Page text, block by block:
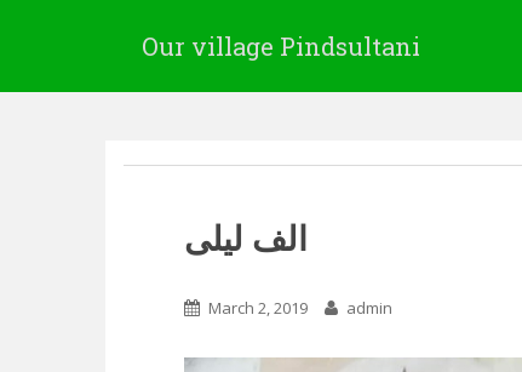
Our village Pindsultani
الف لیلی
March 2, 2019 admin